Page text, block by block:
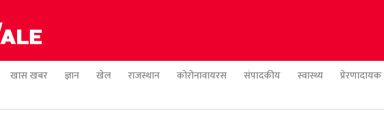
खास खबर ज्ञान खेल राजस्थान कोरोनावायरस संपादकीय स्वास्थ्य प्रेरणादायक